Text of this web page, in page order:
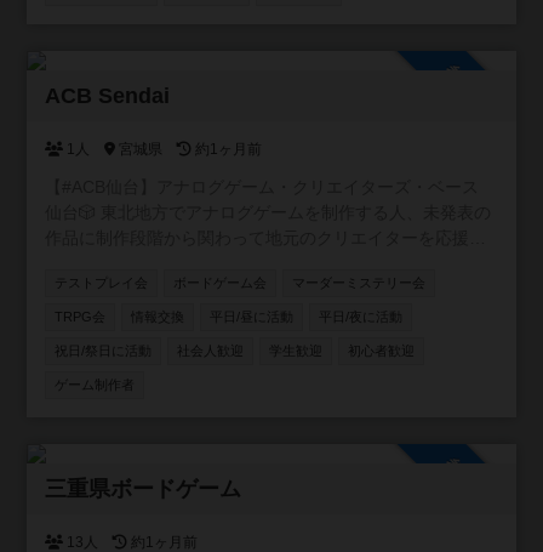
ACB Sendai
1人 宮城県 約1ヶ月前
グゲーム制作コミュニティ!!
テストプレイ会 ボードゲーム会 マーダーミステリー会
TRPG会 情報交換 平日/昼に活動 平日/夜に活動
祝日/祭日に活動 社会人歓迎 学生歓迎 初心者歓迎
ゲーム制作者
三重県ボードゲーム
13人 約1ヶ月前